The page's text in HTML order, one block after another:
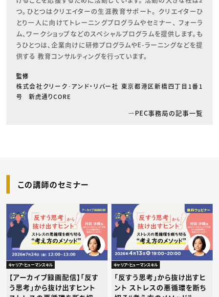
つ。ひとつはクリエイターの生涯教育サポート。 クリエイターひ
とり一人に向けてトレーニングプログラムやセミナー、 フォーラ
ム、ワークショップなどのスペシャルプログラムを提供します。も
うひとつは、企業向けに研修プログラムやE-ラーニングなどを提
供する 教育コンサルティングを行っています。
監修
株式会社クリーク･アンド・リバー社 東京都港区新橋四丁目1番1
号 新虎通りCORE
PEC事務局の記事一覧
この講師のセミナー
キャリア・ヒューマンスキル
【アーカイブ録画配信】「反す
う思考」から抜け出すヒント
キャリア・ヒューマンスキル
「反すう思考」から抜け出すヒ
ント ストレスの悪循環を断ち